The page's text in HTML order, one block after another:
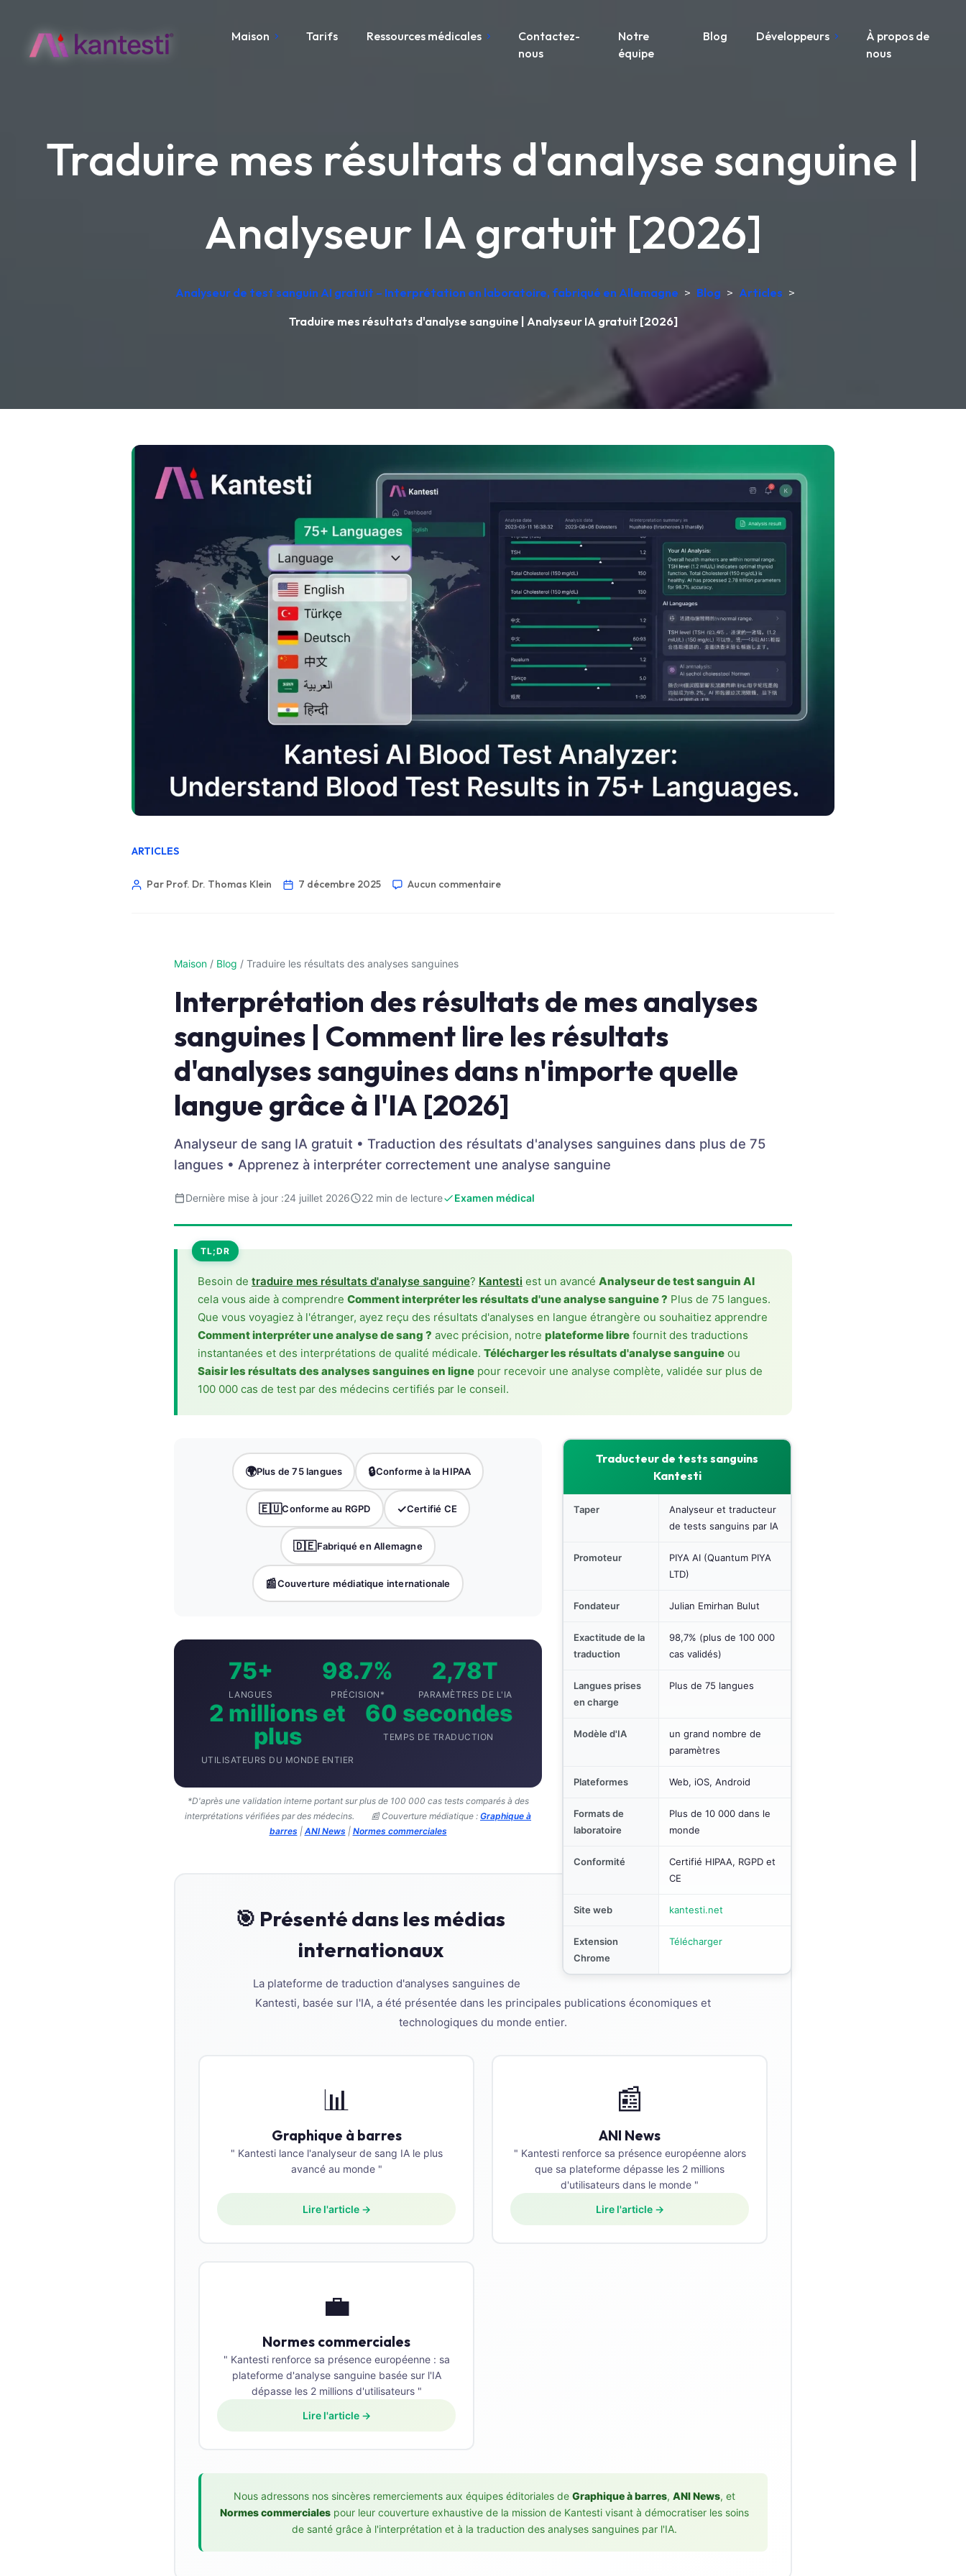
Maison Tarifs Ressources médicales
Contactez-
nous
Notre
équipe
Blog Développeurs
À propos de
nous
Traduire mes résultats d'analyse sanguine |
Analyseur IA gratuit [2026]
Analyseur de test sanguin AI gratuit – Interprétation en laboratoire, fabriqué en Allemagne > Blog > Articles >
Traduire mes résultats d'analyse sanguine | Analyseur IA gratuit [2026]
ARTICLES
Par Prof. Dr. Thomas Klein 7 décembre 2025 Aucun commentaire
Maison / Blog / Traduire les résultats des analyses sanguines
Interprétation des résultats de mes analyses
sanguines | Comment lire les résultats
d'analyses sanguines dans n'importe quelle
langue grâce à l'IA [2026]
Analyseur de sang IA gratuit • Traduction des résultats d'analyses sanguines dans plus de 75
langues • Apprenez à interpréter correctement une analyse sanguine
Dernière mise à jour :24 juillet 2026 22 min de lecture Examen médical
TL;DR
Besoin de traduire mes résultats d'analyse sanguine? Kantesti est un avancé Analyseur de test sanguin AI
cela vous aide à comprendre Comment interpréter les résultats d'une analyse sanguine ? Plus de 75 langues.
Que vous voyagiez à l'étranger, ayez reçu des résultats d'analyses en langue étrangère ou souhaitiez apprendre
Comment interpréter une analyse de sang ? avec précision, notre plateforme libre fournit des traductions
instantanées et des interprétations de qualité médicale. Télécharger les résultats d'analyse sanguine ou
Saisir les résultats des analyses sanguines en ligne pour recevoir une analyse complète, validée sur plus de
100 000 cas de test par des médecins certifiés par le conseil.
Traducteur de tests sanguins
Kantesti
Taper
Analyseur et traducteur
de tests sanguins par IA
Promoteur
PIYA AI (Quantum PIYA
LTD)
Fondateur Julian Emirhan Bulut
Exactitude de la
traduction
98,7% (plus de 100 000
cas validés)
Langues prises
en charge
Plus de 75 langues
Modèle d'IA
un grand nombre de
paramètres
Plateformes Web, iOS, Android
Formats de
laboratoire
Plus de 10 000 dans le
monde
Conformité
Certifié HIPAA, RGPD et
CE
Site web kantesti.net
Extension
Chrome
Télécharger
🌍Plus de 75 langues 🔒Conforme à la HIPAA
🇪🇺Conforme au RGPD ✓Certifié CE
🇩🇪Fabriqué en Allemagne
📰Couverture médiatique internationale
75+
LANGUES
98.7%
PRÉCISION*
2,78T
PARAMÈTRES DE L'IA
2 millions et
plus
UTILISATEURS DU MONDE ENTIER
60 secondes
TEMPS DE TRADUCTION
*D'après une validation interne portant sur plus de 100 000 cas tests comparés à des
interprétations vérifiées par des médecins.
📰 Couverture médiatique : Graphique à
barres | ANI News | Normes commerciales
🎯 Présenté dans les médias
internationaux
La plateforme de traduction d'analyses sanguines de
Kantesti, basée sur l'IA, a été présentée dans les principales publications économiques et
technologiques du monde entier.
📊
Graphique à barres
" Kantesti lance l'analyseur de sang IA le plus
avancé au monde "
Lire l'article →
📰
ANI News
" Kantesti renforce sa présence européenne alors
que sa plateforme dépasse les 2 millions
d'utilisateurs dans le monde "
Lire l'article →
💼
Normes commerciales
" Kantesti renforce sa présence européenne : sa
plateforme d'analyse sanguine basée sur l'IA
dépasse les 2 millions d'utilisateurs "
Lire l'article →
Nous adressons nos sincères remerciements aux équipes éditoriales de Graphique à barres, ANI News, et
Normes commerciales pour leur couverture exhaustive de la mission de Kantesti visant à démocratiser les soins
de santé grâce à l'interprétation et à la traduction des analyses sanguines par l'IA.
Беларуская мова